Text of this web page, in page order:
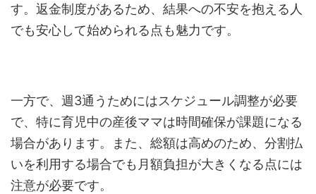
す。返金制度があるため、結果への不安を抱える人
でも安心して始められる点も魅力です。
一方で、週3通うためにはスケジュール調整が必要
で、特に育児中の産後ママは時間確保が課題になる
場合があります。また、総額は高めのため、分割払
いを利用する場合でも月額負担が大きくなる点には
注意が必要です。